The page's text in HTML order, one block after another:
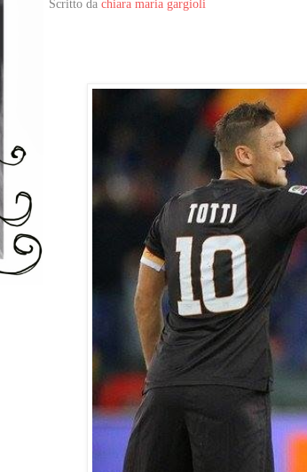
Scritto da chiara maria gargioli